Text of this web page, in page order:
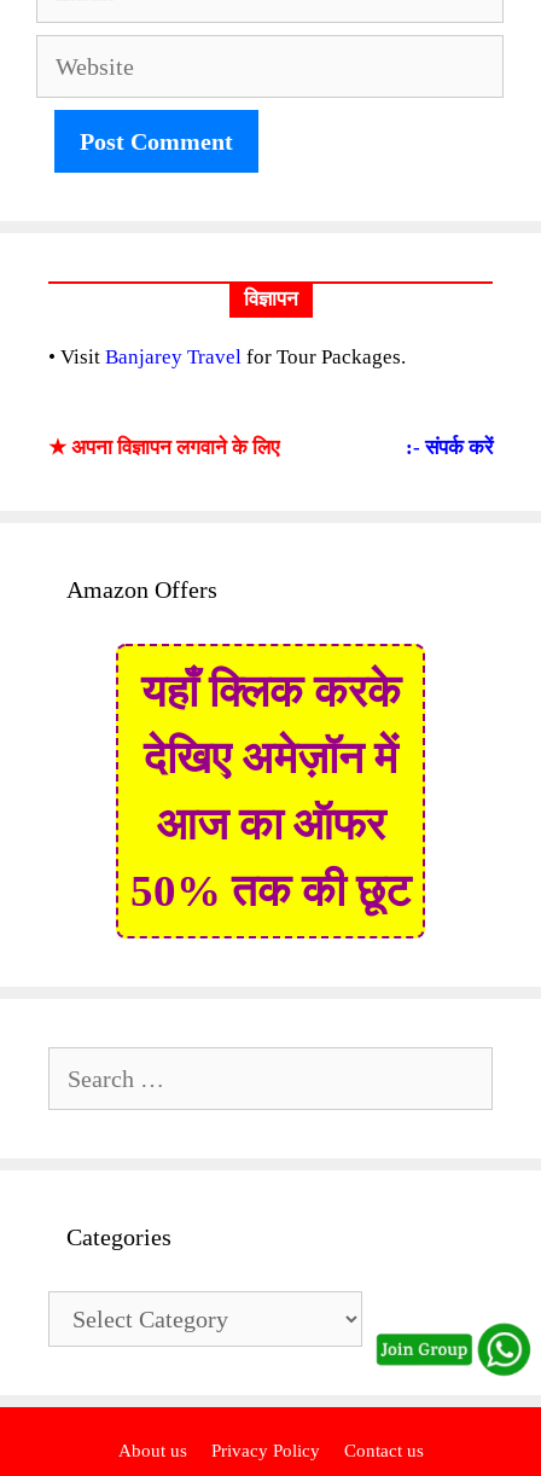
Website
विज्ञापन
• Visit Banjarey Travel for Tour Packages.
★ अपना विज्ञापन लगवाने के लिए :- संपर्क करें
Amazon Offers
यहाँ क्लिक करके
देखिए अमेज़ॉन में
आज का ऑफर
50% तक की छूट
for:
Categories
Categories
About us Privacy Policy Contact us